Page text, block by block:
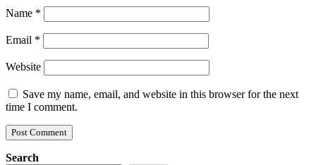
Name *
Email *
Website
Save my name, email, and website in this browser for the next
time I comment.
Search